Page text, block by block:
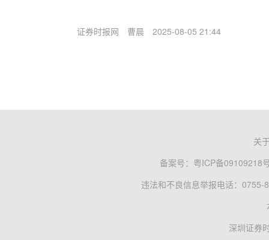
证券时报网 曹晨 2025-08-05 21:44
关
备案号： 粤ICP备09109218
违法和不良信息举报电话：0755-
深圳证券